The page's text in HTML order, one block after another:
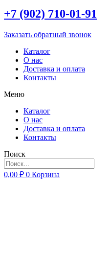
+7 (902) 710-01-91
Заказать обратный звонок
Каталог
О нас
Доставка и оплата
Контакты
Меню
Каталог
О нас
Доставка и оплата
Контакты
Поиск
0,00 ₽ 0 Корзина